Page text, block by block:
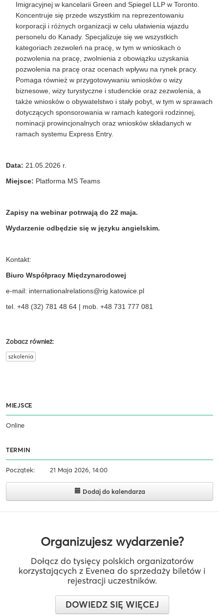
Imigracyjnej w kancelarii Green and Spiegel LLP w Toronto.
Koncentruje się przede wszystkim na reprezentowaniu
korporacji i różnych organizacji w celu ułatwienia wjazdu
personelu do Kanady. Specjalizuje się we wszystkich
kategoriach zezwoleń na pracę, w tym w wnioskach o
pozwolenia na pracę, zwolnienia z obowiązku uzyskania
pozwolenia na pracę oraz ocenach wpływu na rynek pracy.
Pomaga również w przygotowywaniu wniosków o wizy
biznesowe, wizy turystyczne i studenckie oraz zezwolenia, a
także wniosków o obywatelstwo i stały pobyt, w tym w sprawach
dotyczących sponsorowania w ramach kategorii rodzinnej,
nominacji prowincjonalnych oraz wniosków składanych w
ramach systemu Express Entry.
Data: 21.05.2026 r.
Miejsce: Platforma MS Teams
Zapisy na webinar potrwają do 22 maja.
Wydarzenie odbędzie się w języku angielskim.
Kontakt:
Biuro Współpracy Międzynarodowej
e-mail: internationalrelations@rig.katowice.pl
tel. +48 (32) 781 48 64 | mob. +48 731 777 081
Zobacz również:
szkolenia
MIEJSCE
Online
TERMIN
Początek: 21 Maja 2026, 14:00
Dodaj do kalendarza
Organizujesz wydarzenie?
Dołącz do tysięcy polskich organizatorów
korzystających z Evenea do sprzedaży biletów i
rejestracji uczestników.
DOWIEDZ SIĘ WIĘCEJ